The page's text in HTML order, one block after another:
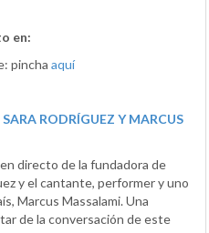
en:
pincha aquí
RODRÍGUEZ Y MARCUS
directo de la fundadora de
y el cantante, performer y uno
Marcus Massalami. Una
de la conversación de este